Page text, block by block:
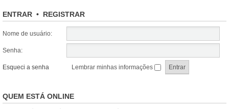
ENTRAR • REGISTRAR
Nome de usuário:
Senha:
Esqueci a senha Lembrar minhas informações
QUEM ESTÁ ONLINE